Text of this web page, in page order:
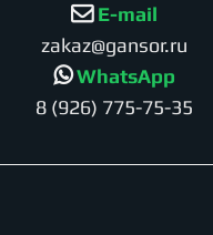
E-mail
zakaz@gansor.ru
WhatsApp
8 (926) 775-75-35